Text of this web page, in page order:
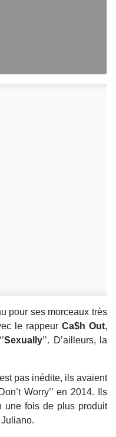
pour ses morceaux très
le rappeurCa$h Out,
Sexually’’. D’ailleurs, la
pas inédite, ils avaient
Worry’’ en 2014. Ils
une fois de plus produit